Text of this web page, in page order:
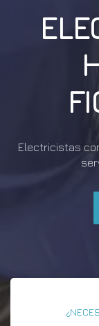
Electricistas